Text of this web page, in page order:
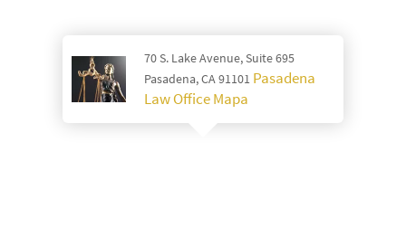
70 S. Lake Avenue, Suite 695
Pasadena, CA 91101 Pasadena
Law Office Mapa